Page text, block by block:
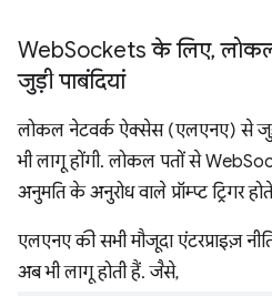
WebSockets के लिए,
जुड़ी पाबंदियां
लोकल नेटवर्क ऐक्सेस (एलएनए) से
भी लागू होंगी. लोकल पतों से
अनुमति के अनुरोध वाले प्रॉम्प्ट ट्रिगर
एलएनए की सभी मौजूदा एंटरप्राइज़
अब भी लागू होती हैं. जैसे,